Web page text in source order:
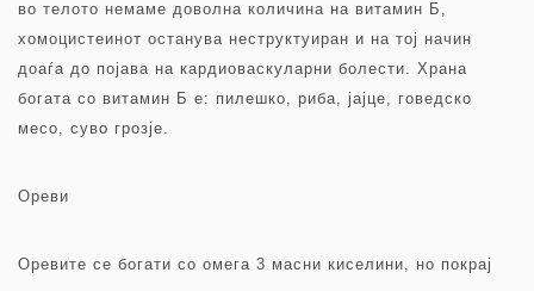
во телото немаме доволна количина на витамин Б,
хомоцистеинот останува неструктуиран и на тој начин
доаѓа до појава на кардиоваскуларни болести. Храна
богата со витамин Б е: пилешко, риба, јајце, говедско
месо, суво грозје.
Ореви
Оревите се богати со омега 3 масни киселини, но покрај